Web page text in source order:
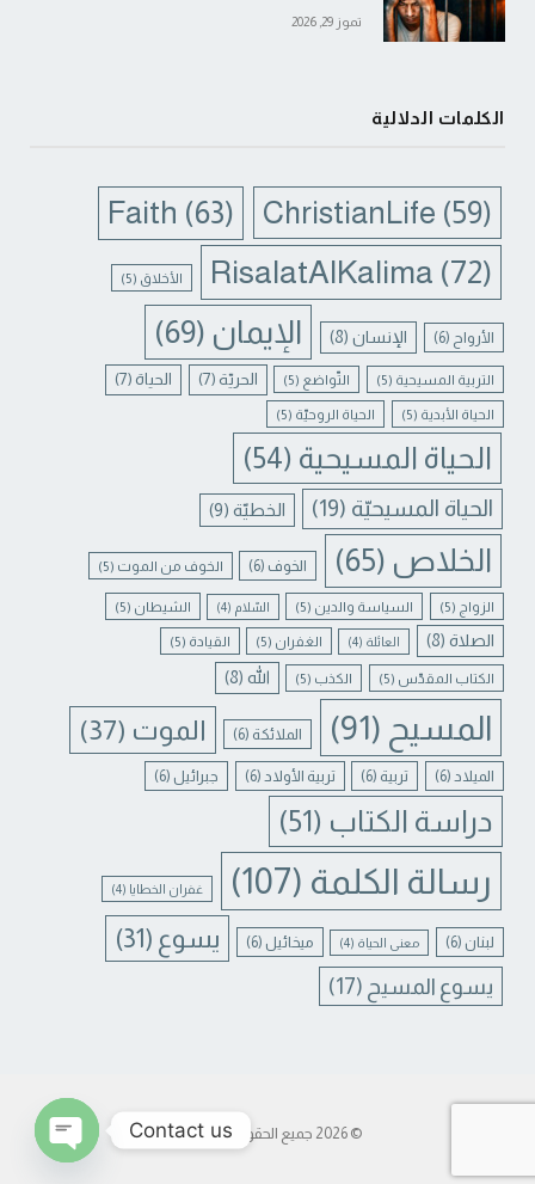
تموز 29, 2026
الكلمات الدلالية
ChristianLife (59)
Faith (63)
RisalatAlKalima (72) الأخلاق (5)
الأرواح (6) الإنسان(8) الإيمان (69)
التربية المسيحية (5) التّواضع (5) الحريّة (7) الحياة (7)
الحياة الأبدية (5) الحياة الروحيّة (5)
الحياة المسيحية (54)
الحياة المسيحيّة (19) الخطيّة (9)
الخلاص (65) الخوف (6) الخوف من الموت (5)
الزواج (5) السياسة والدين (5) السّلام (4) الشيطان (5)
الصلاة (8) العائلة (4) الغفران (5) القيادة (5)
الكتاب المقدّس (5) الكذب (5) الله (8)
المسيح (91) الملائكة (6) الموت (37)
الميلاد (6) تربية (6) تربية الأولاد (6) جبرائيل (6)
دراسة الكتاب (51)
رسالة الكلمة (107) غفران الخطايا (4)
لبنان (6) معنى الحياة (4) ميخائيل (6) يسوع (31)
يسوع المسيح (17)
© 2026 جميع الحقوق محفوظة. Contact us